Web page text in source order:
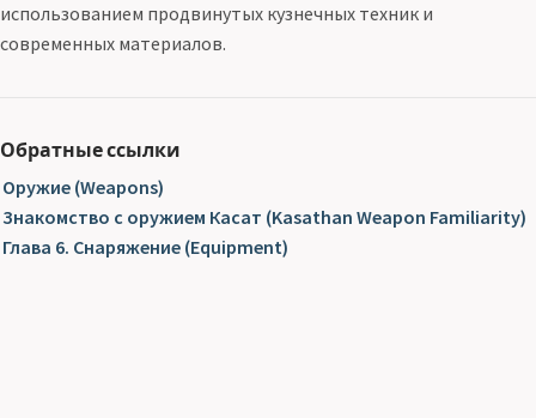
использованием продвинутых кузнечных техник и
современных материалов.
Обратные ссылки
Оружие (Weapons)
Знакомство с оружием Касат (Kasathan Weapon Familiarity)
Глава 6. Снаряжение (Equipment)